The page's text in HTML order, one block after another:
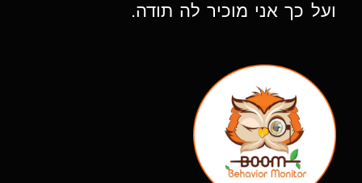
ועל כך אני מוכיר לה תודה.